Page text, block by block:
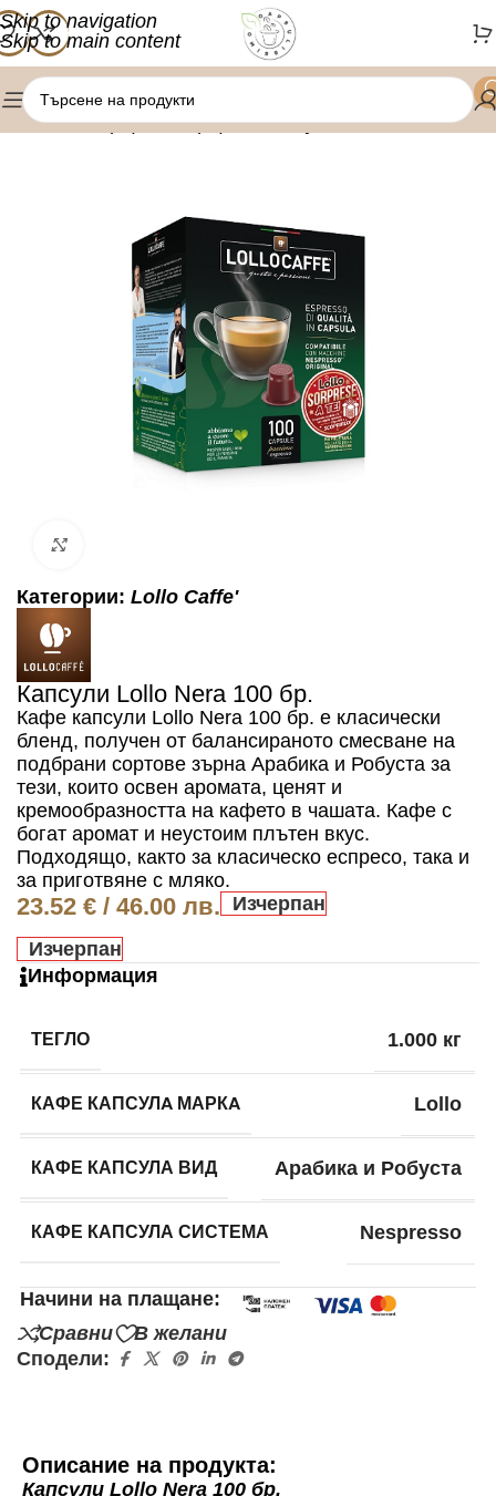
Skip to navigation
Skip to main content
Начало/Оферти/Оферта капсули
Категории: Lollo Caffe'
Капсули Lollo Nera 100 бр.
Кафе капсули Lollo Nera 100 бр. е класически
бленд, получен от балансираното смесване на
подбрани сортове зърна Арабика и Робуста за
тези, които освен аромата, ценят и
кремообразността на кафето в чашата. Кафе с
богат аромат и неустоим плътен вкус.
Подходящо, както за класическо еспресо, така и
за приготвяне с мляко.
23.52 € / 46.00 лв. Изчерпан
Изчерпан
Информация
ТЕГЛО 1.000 кг
КАФЕ КАПСУЛA МАРКA Lollo
КАФЕ КАПСУЛА ВИД Арабика и Робуста
КАФЕ КАПСУЛА СИСТЕМА Nespresso
Начини на плащане:
Сравни
В желани
Сподели:
Описание на продукта:
Капсули Lollo Nera 100 бр.